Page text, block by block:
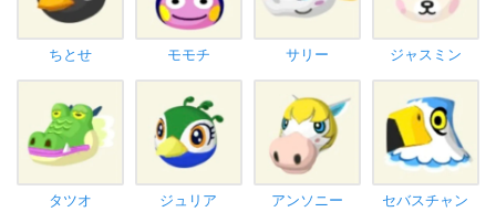
ちとせ モモチ サリー ジャスミン
タツオ ジュリア アンソニー セバスチャン